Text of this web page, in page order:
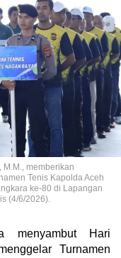
M.M., memberikan
Tenis Kapolda Aceh
ke-80 di Lapangan
(4/6/2026).
menyambut Hari
Turnamen